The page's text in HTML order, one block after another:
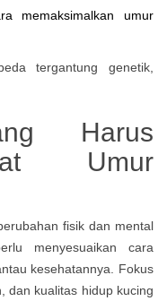
memaksimalkan umur
Harus
Umur
fisik dan mental
menyesuaikan cara
kesehatannya. Fokus
dan kualitas hidup kucing